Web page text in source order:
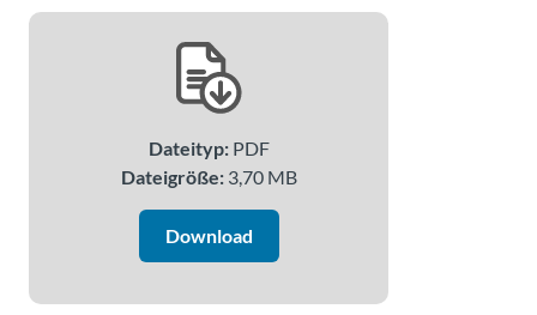
Dateityp:PDF
Dateigröße:3,70 MB
Download
Unterstützung
Anwendungen
Tolomatic